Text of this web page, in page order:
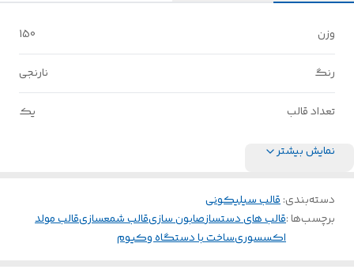
وزن 150
رنگ نارنجی
تعداد قالب یک
نمایش بیشتر
دسته‌بندی:قالب سیلیکونی
برچسب‌ها :قالب های دستسازصابون سازیقالب شمعسازیقالب مولد
اکسسوریساخت با دستگاه وکیوم